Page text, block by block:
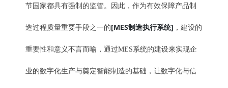
节国家都具有强制的监管。因此，作为有效保障产品制
造过程质量重要手段之一的[MES制造执行系统] ，建设的
重要性和意义不言而喻，通过MES系统的建设来实现企
业的数字化生产与奠定智能制造的基础，让数字化与信